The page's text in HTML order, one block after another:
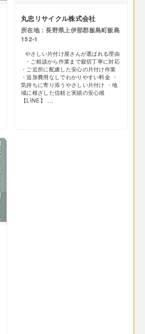
丸忠リサイクル株式会社
所在地：長野県上伊那郡飯島町飯島
152-1
やさしい片付け屋さんが選ばれる理由
・ご相談から作業まで親切丁寧に対応
・ご近所に配慮した安心の片付け作業
・追加費用なしでわかりやすい料金 ・
気持ちに寄り添うやさしい片付け ・地
域に根ざした信頼と実績の安心感
【LINE】 ...